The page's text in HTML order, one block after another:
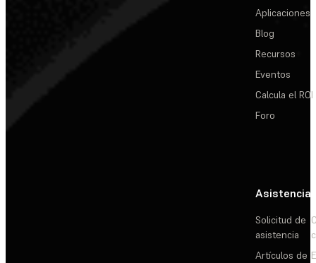
Aplicaciones
Blog
Recursos
Eventos
Calcula el ROI
Foro
Asistencia
Solicitud de
asistencia
Artículos de